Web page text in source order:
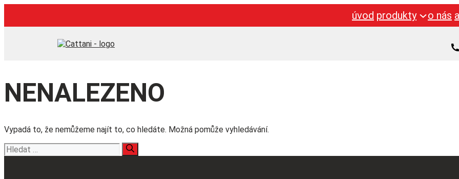
obsah
úvod produkty o nás
NENALEZENO
Vypadá to, že nemůžeme najít to, co hledáte. Možná pomůže vyhledávání.
Hledat: